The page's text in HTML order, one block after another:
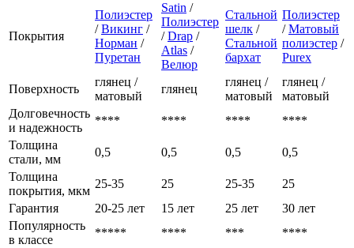
Покрытия
Полиэстер
/Викинг /
Норман /
Пуретан
Satin /
Полиэстер
/Drap /
Atlas /
Велюр
Стальной
шелк /
Стальной
бархат
Полиэстер
/Матовый
полиэстер /
Purex
Поверхность
глянец /
матовый
глянец
глянец /
матовый
глянец /
матовый
Долговечность
и надежность
**** **** ****
****
Толщина
стали, мм
0,5 0,5 0,5
0,5
Толщина
покрытия, мкм
25-35 25 25-35
25
Гарантия
20-25 лет 15 лет 25 лет
30 лет
Популярность
в классе
***** **** *** ****